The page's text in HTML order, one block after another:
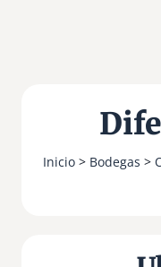
Inicio > Bodegas >